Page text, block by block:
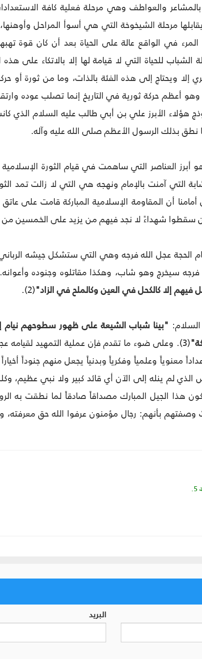
بالمشاعر والعواطف وهي مرحلة فعلية كافة
مرحلة الشيخوخة التي هي أسوأ المراحل وأوهنها،
في الواقع عالة على الحياة بعد أن كان قوة
للحياة التي لا قيامة لها إلا بالاتكاء على
ويحتاج إلى هذه الفئة بالذات، وما من ثورة أو
وهو أعظم حركة ثورية في التاريخ إنما تصلب عوده
هؤلاء الأبرز علي بن أبي طالب عليه السلام الذي
نطق بذلك الرسول الأعظم صلى الله عليه وآله.
أبرز العناصر التي ساهمت في قيام الثورة الإسلامية
التي آمنت بالإمام ونهجه هي التي لا زالت تمد
أمامنا أن المقاومة الإسلامية المباركة قامت على
سقطوا شهداءً لا نجد فيهم من يزيد على الخمسين من
عجل الله فرجه وهي التي ستشكل جيشه الرباني
فرجه سيخرج وهو شاب، وهكذا مقاتلوه وجنوده
إلا كالكحل في العين وكالملح في الزاد"(2).
"بينا شباب الشيعة على ظهور سطوحهم نيام
(3). وعلى ضوء ما تقدم فإن عملية التمهيد لقيامه
معنوياً وعلمياً وفكرياً وبدنياً يجعل منهم جنوداً
لم ينله إلى الآن أي قائد كبير ولا نبي عظيم،
ليكون هذا الجيل المبارك مصداقاً صادقاً لما نطقت به
بأنهم: رجال مؤمنون عرفوا الله حق معرفته،
البريد